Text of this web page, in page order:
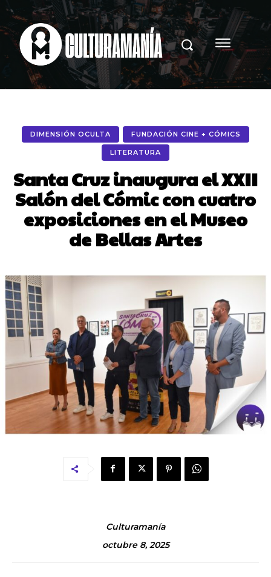
DIMENSIÓN OCULTA FUNDACIÓN CINE + CÓMICS
LITERATURA
Santa Cruz inaugura el XXII
Salón del Cómic con cuatro
exposiciones en el Museo
de Bellas Artes
Culturamanía
octubre 8, 2025